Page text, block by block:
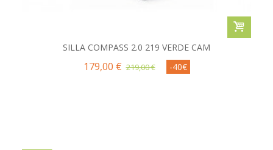
SILLA COMPASS 2.0 219 VERDE CAM
179,00 € 219,00 € -40€